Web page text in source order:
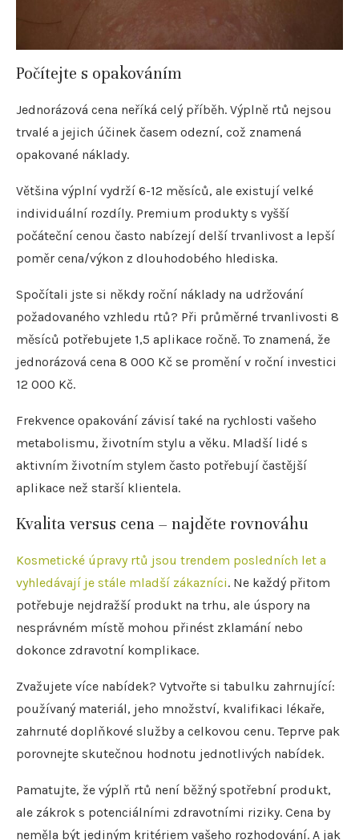
Počítejte s opakováním
Jednorázová cena neříká celý příběh. Výplně rtů nejsou
trvalé a jejich účinek časem odezní, což znamená
opakované náklady.
Většina výplní vydrží 6-12 měsíců, ale existují velké
individuální rozdíly. Premium produkty s vyšší
počáteční cenou často nabízejí delší trvanlivost a lepší
poměr cena/výkon z dlouhodobého hlediska.
Spočítali jste si někdy roční náklady na udržování
požadovaného vzhledu rtů? Při průměrné trvanlivosti 8
měsíců potřebujete 1,5 aplikace ročně. To znamená, že
jednorázová cena 8 000 Kč se promění v roční investici
12 000 Kč.
Frekvence opakování závisí také na rychlosti vašeho
metabolismu, životním stylu a věku. Mladší lidé s
aktivním životním stylem často potřebují častější
aplikace než starší klientela.
Kvalita versus cena – najděte rovnováhu
Kosmetické úpravy rtů jsou trendem posledních let a
vyhledávají je stále mladší zákazníci. Ne každý přitom
potřebuje nejdražší produkt na trhu, ale úspory na
nesprávném místě mohou přinést zklamání nebo
dokonce zdravotní komplikace.
Zvažujete více nabídek? Vytvořte si tabulku zahrnující:
používaný materiál, jeho množství, kvalifikaci lékaře,
zahrnuté doplňkové služby a celkovou cenu. Teprve pak
porovnejte skutečnou hodnotu jednotlivých nabídek.
Pamatujte, že výplň rtů není běžný spotřební produkt,
ale zákrok s potenciálními zdravotními riziky. Cena by
neměla být jediným kritériem vašeho rozhodování. A jak